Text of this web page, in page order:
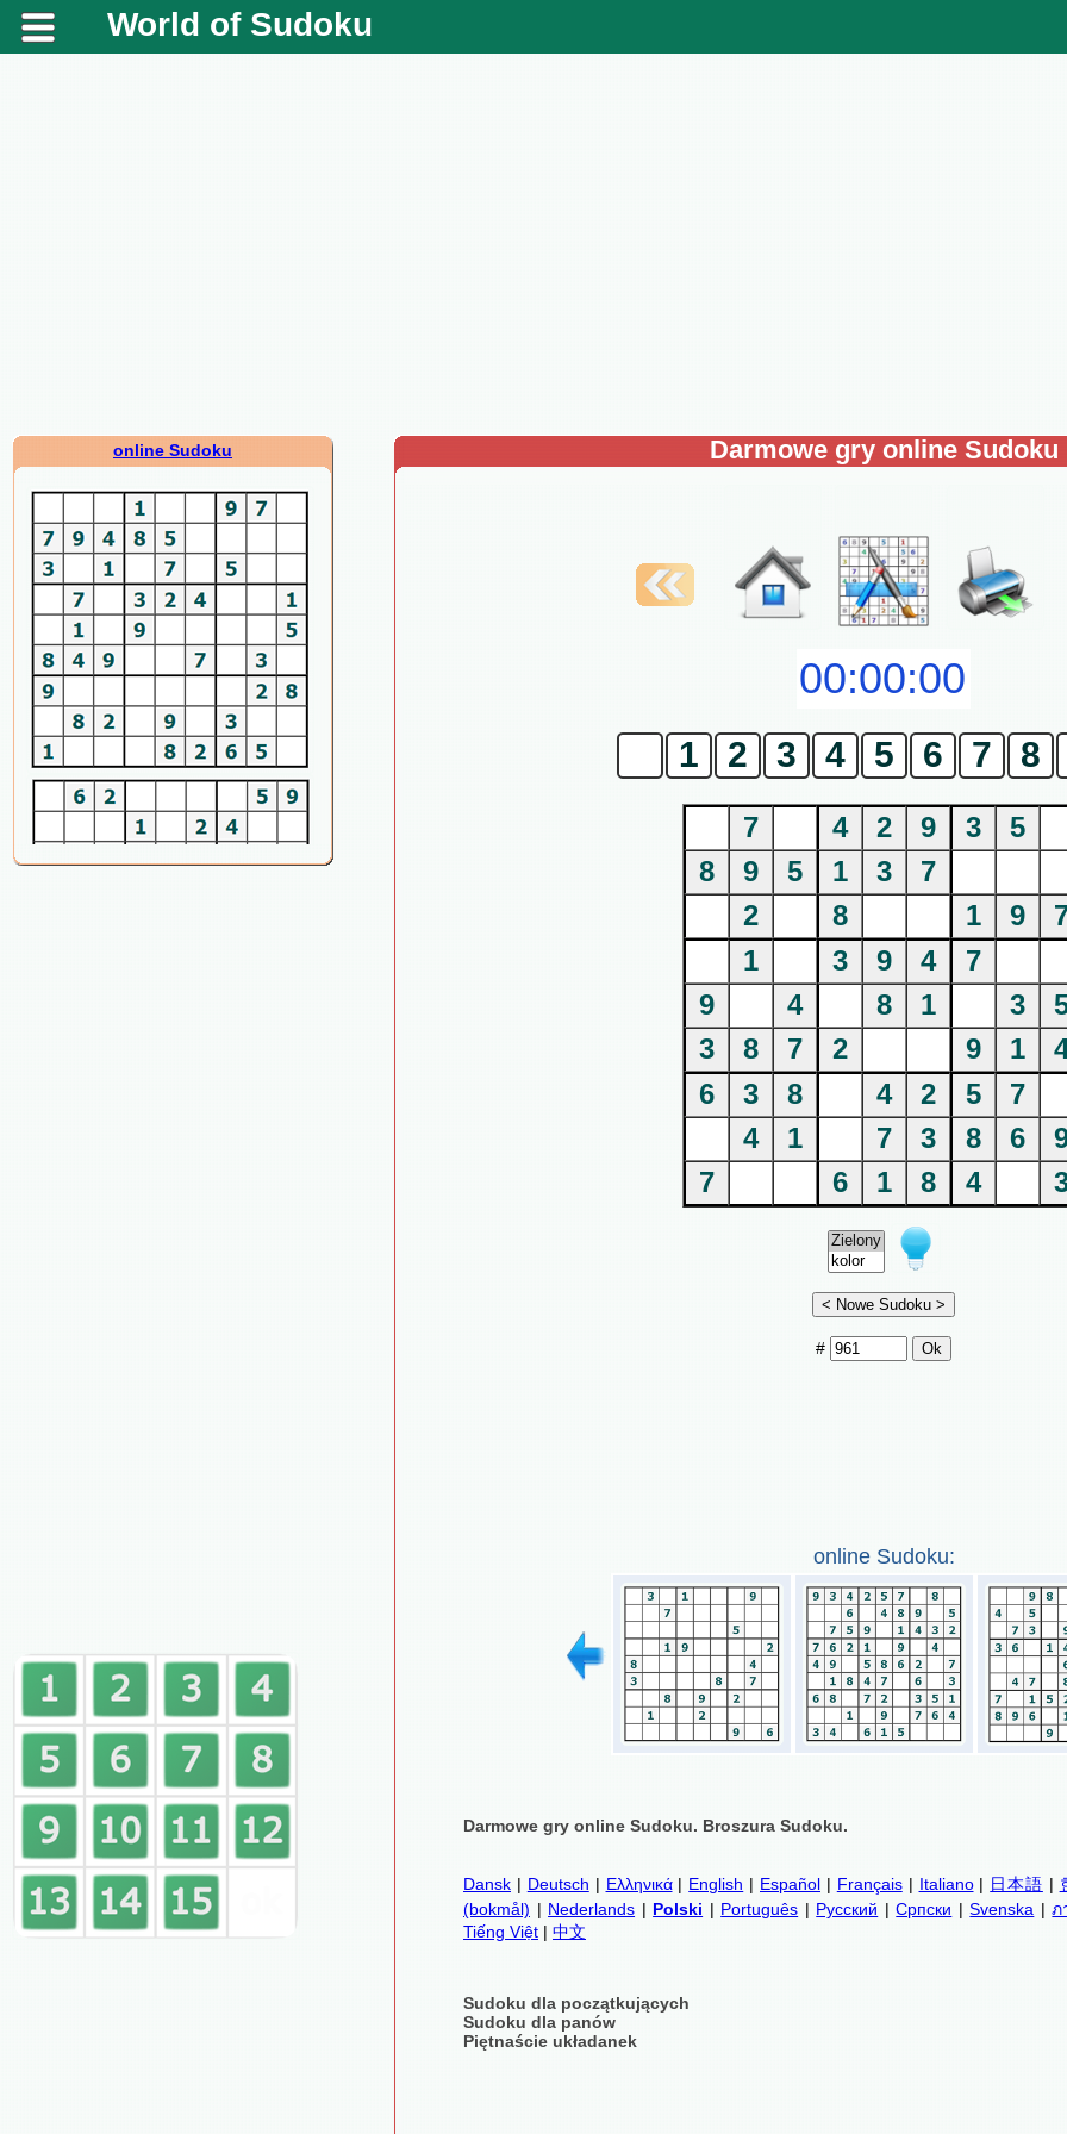
World of Sudoku
online Sudoku Darmowe gry online Sudoku
1 2 3 4 5 6 7 8
7 4 2 9 3
5
8
9 5 1 3
7
2
8 1 9
1
3 9 4
7
9
4 8 1 3
3
8 7 2 9 1
6
3 8 4 2 5
7
4
1 7 3 8 6
7
6 1 8 4
#
online Sudoku:
Darmowe gry online Sudoku. Broszura Sudoku.
Dansk | Deutsch | Ελληνικά| English | Español | Français| Italiano| 日本語 |
(bokmål) | Nederlands | Polski | Português | Русский |Српски |Svenska |ภ
Tiếng Việt | 中文
Sudoku dla początkujących
Sudoku dla panów
Piętnaście układanek